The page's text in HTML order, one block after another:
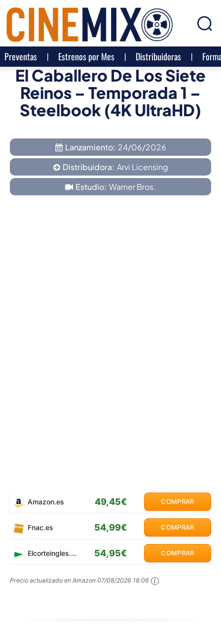
Preventas Estrenos por Mes Distribuidoras
El Caballero De Los Siete
Reinos – Temporada 1 –
Steelbook (4K UltraHD)
Lanzamiento: 24/06/2026
Distribuidora: Arvi Licensing
Estudio: Warner Bros.
Amazon.es 49,45€ COMPRAR
Fnac.es 54,99€ COMPRAR
Elcorteingles.es 54,95€ COMPRAR
Precio actualizado en Amazon 07/08/2026 18:06